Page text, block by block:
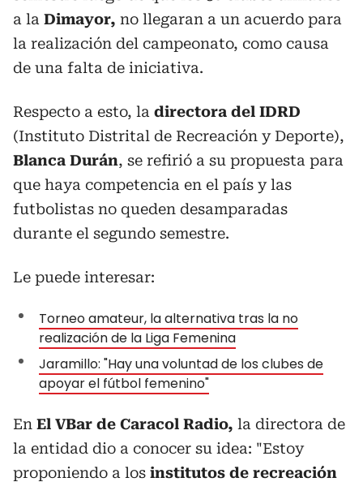
a la Dimayor, no llegaran a un acuerdo para
la realización del campeonato, como causa
de una falta de iniciativa.
Respecto a esto, la directora del IDRD
(Instituto Distrital de Recreación y Deporte),
Blanca Durán, se refirió a su propuesta para
que haya competencia en el país y las
futbolistas no queden desamparadas
durante el segundo semestre.
Le puede interesar:
Torneo amateur, la alternativa tras la no
realización de la Liga Femenina
Jaramillo: "Hay una voluntad de los clubes de
apoyar el fútbol femenino"
En El VBar de Caracol Radio, la directora de
la entidad dio a conocer su idea: "Estoy
proponiendo a los institutos de recreación